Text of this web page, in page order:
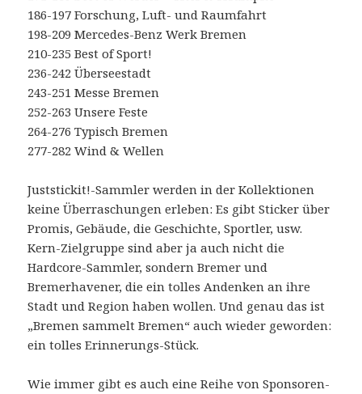
186-197 Forschung, Luft- und Raumfahrt
198-209 Mercedes-Benz Werk Bremen
210-235 Best of Sport!
236-242 Überseestadt
243-251 Messe Bremen
252-263 Unsere Feste
264-276 Typisch Bremen
277-282 Wind & Wellen
Juststickit!-Sammler werden in der Kollektionen
keine Überraschungen erleben: Es gibt Sticker über
Promis, Gebäude, die Geschichte, Sportler, usw.
Kern-Zielgruppe sind aber ja auch nicht die
Hardcore-Sammler, sondern Bremer und
Bremerhavener, die ein tolles Andenken an ihre
Stadt und Region haben wollen. Und genau das ist
„Bremen sammelt Bremen“ auch wieder geworden:
ein tolles Erinnerungs-Stück.
Wie immer gibt es auch eine Reihe von Sponsoren-